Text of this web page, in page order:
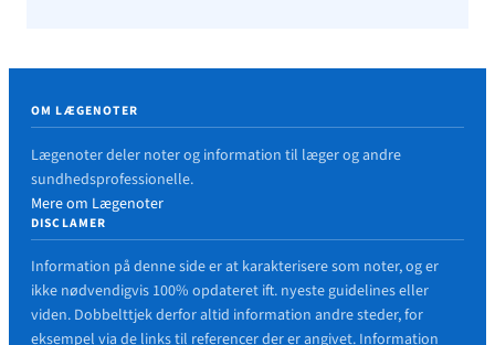
OM LÆGENOTER
Lægenoter deler noter og information til læger og andre
sundhedsprofessionelle.
Mere om Lægenoter
DISCLAMER
Information på denne side er at karakterisere som noter, og er
ikke nødvendigvis 100% opdateret ift. nyeste guidelines eller
viden. Dobbelttjek derfor altid information andre steder, for
eksempel via de links til referencer der er angivet. Information